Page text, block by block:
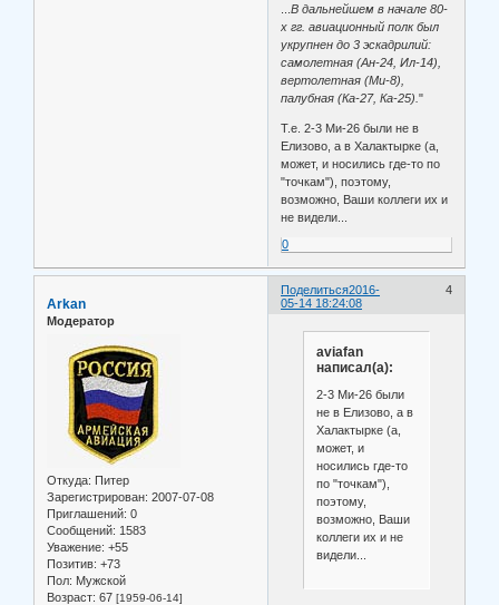
...В дальнейшем в начале 80-
х гг. авиационный полк был
укрупнен до 3 эскадрилий:
самолетная (Ан-24, Ил-14),
вертолетная (Ми-8),
палубная (Ка-27, Ка-25)."
Т.е. 2-3 Ми-26 были не в
Елизово, а в Халактырке (а,
может, и носились где-то по
"точкам"), поэтому,
возможно, Ваши коллеги их и
не видели...
0
Поделиться 4
2016-
05-14 18:24:08
Arkan
Модератор
Откуда: Питер
Зарегистрирован: 2007-07-08
Приглашений: 0
Сообщений: 1583
Уважение: +55
Позитив: +73
Пол: Мужской
Возраст: 67 [1959-06-14]
aviafan
написал(а):
2-3 Ми-26 были
не в Елизово, а в
Халактырке (а,
может, и
носились где-то
по "точкам"),
поэтому,
возможно, Ваши
коллеги их и не
видели...